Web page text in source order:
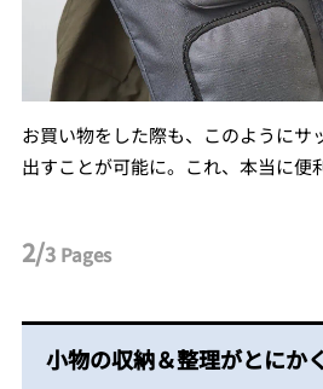
お買い物をした際も、このようにサ
出すことが可能に。これ、本当に便
2/3 Pages
小物の収納＆整理がとにか